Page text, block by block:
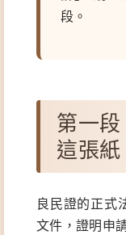
段。
第一
這張紙
良民證的正式
文件，證明申